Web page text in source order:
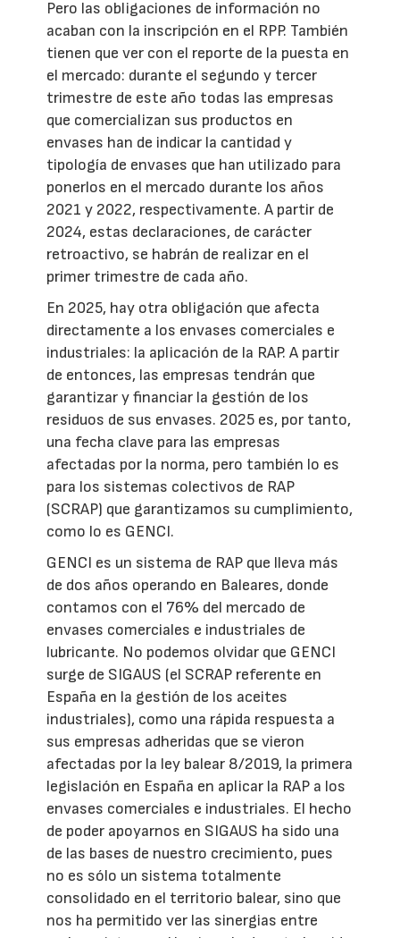
Pero las obligaciones de información no
acaban con la inscripción en el RPP. También
tienen que ver con el reporte de la puesta en
el mercado: durante el segundo y tercer
trimestre de este año todas las empresas
que comercializan sus productos en
envases han de indicar la cantidad y
tipología de envases que han utilizado para
ponerlos en el mercado durante los años
2021 y 2022, respectivamente. A partir de
2024, estas declaraciones, de carácter
retroactivo, se habrán de realizar en el
primer trimestre de cada año.
En 2025, hay otra obligación que afecta
directamente a los envases comerciales e
industriales: la aplicación de la RAP. A partir
de entonces, las empresas tendrán que
garantizar y financiar la gestión de los
residuos de sus envases. 2025 es, por tanto,
una fecha clave para las empresas
afectadas por la norma, pero también lo es
para los sistemas colectivos de RAP
(SCRAP) que garantizamos su cumplimiento,
como lo es GENCI.
GENCI es un sistema de RAP que lleva más
de dos años operando en Baleares, donde
contamos con el 76% del mercado de
envases comerciales e industriales de
lubricante. No podemos olvidar que GENCI
surge de SIGAUS (el SCRAP referente en
España en la gestión de los aceites
industriales), como una rápida respuesta a
sus empresas adheridas que se vieron
afectadas por la ley balear 8/2019, la primera
legislación en España en aplicar la RAP a los
envases comerciales e industriales. El hecho
de poder apoyarnos en SIGAUS ha sido una
de las bases de nuestro crecimiento, pues
no es sólo un sistema totalmente
consolidado en el territorio balear, sino que
nos ha permitido ver las sinergias entre